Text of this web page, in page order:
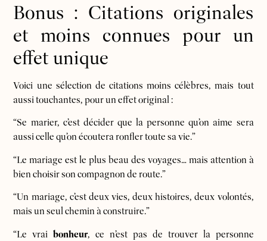
Bonus : Citations originales
et moins connues pour un
effet unique
Voici une sélection de citations moins célèbres, mais tout
aussi touchantes, pour un effet original :
“Se marier, c’est décider que la personne qu’on aime sera
aussi celle qu’on écoutera ronfler toute sa vie.”
“Le mariage est le plus beau des voyages… mais attention à
bien choisir son compagnon de route.”
“Un mariage, c’est deux vies, deux histoires, deux volontés,
mais un seul chemin à construire.”
“Le vraibonheur, ce n’est pas de trouver la personne